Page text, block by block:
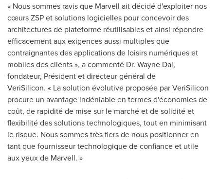
« Nous sommes ravis que Marvell ait décidé d'exploiter nos
cœurs ZSP et solutions logicielles pour concevoir des
architectures de plateforme réutilisables et ainsi répondre
efficacement aux exigences aussi multiples que
contraignantes des applications de loisirs numériques et
mobiles des clients », a commenté Dr. Wayne Dai,
fondateur, Président et directeur général de
VeriSilicon. « La solution évolutive proposée par VeriSilicon
procure un avantage indéniable en termes d'économies de
coût, de rapidité de mise sur le marché et de solidité et
flexibilité des solutions technologiques, tout en minimisant
le risque. Nous sommes très fiers de nous positionner en
tant que fournisseur technologique de confiance et utile
aux yeux de Marvell. »